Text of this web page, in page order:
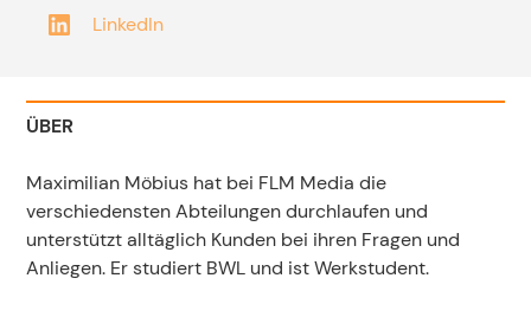
LinkedIn
ÜBER
Maximilian Möbius hat bei FLM Media die
verschiedensten Abteilungen durchlaufen und
unterstützt alltäglich Kunden bei ihren Fragen und
Anliegen. Er studiert BWL und ist Werkstudent.